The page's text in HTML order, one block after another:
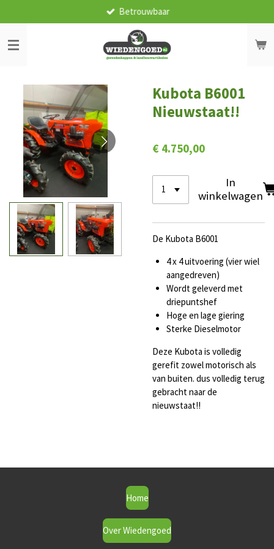
direct
naar
de
Betrouwbaar
Kubota B6001
Nieuwstaat!!
€ 4.750,00
In
winkelwagen
De Kubota B6001
4 x 4 uitvoering (vier wiel
aangedreven)
Wordt geleverd met
driepuntshef
Hoge en lage giering
Sterke Dieselmotor
Deze Kubota is volledig
gerefit zowel motorisch als
van buiten. dus volledig terug
gebracht naar de
nieuwstaat!!
Home
Over Wiedengoed